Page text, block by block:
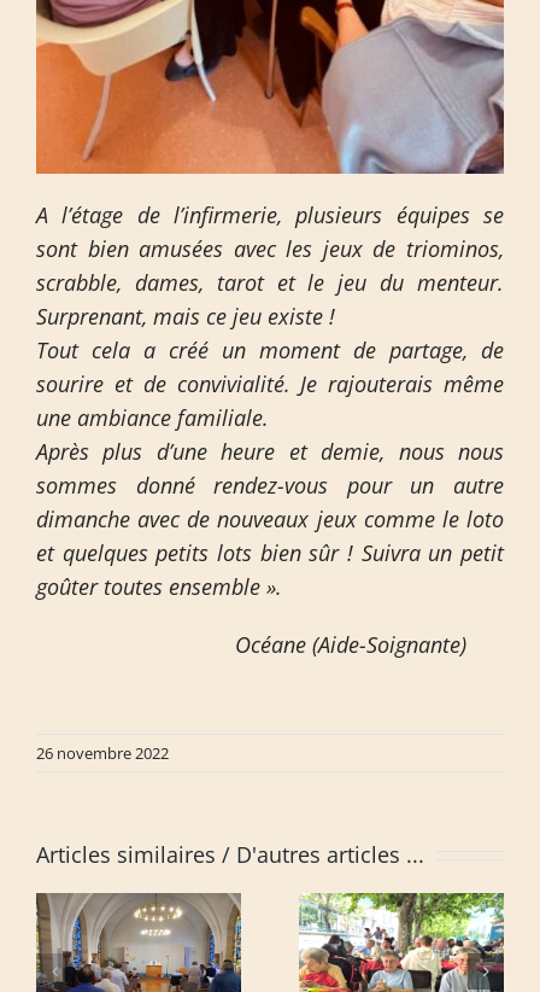
A l’étage de l’infirmerie, plusieurs équipes se
sont bien amusées avec les jeux de triominos,
scrabble, dames, tarot et le jeu du menteur.
Surprenant, mais ce jeu existe !
Tout cela a créé un moment de partage, de
sourire et de convivialité. Je rajouterais même
une ambiance familiale.
Après plus d’une heure et demie, nous nous
sommes donné rendez-vous pour un autre
dimanche avec de nouveaux jeux comme le loto
et quelques petits lots bien sûr ! Suivra un petit
goûter toutes ensemble ».
Océane (Aide-Soignante)
26 novembre 2022
Articles similaires